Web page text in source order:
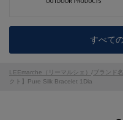
すべて
LEEmarche（リーマルシェ） / ブランド
クト】Pure Silk Bracelet 1Dia